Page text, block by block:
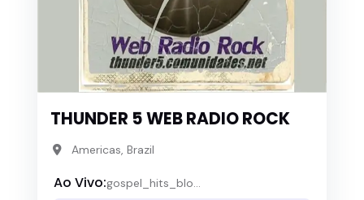
THUNDER 5 WEB RADIO ROCK
Americas, Brazil
Ao Vivo:gospel_hits_blo...